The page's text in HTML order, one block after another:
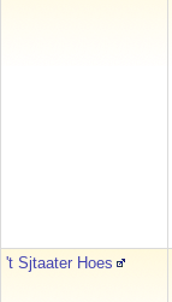
't Sjtaater Hoes